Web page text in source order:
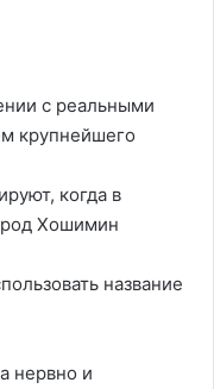
с реальными
крупнейшего
когда в
Хошимин
название
нервно и